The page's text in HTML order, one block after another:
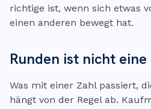
richtige ist, wenn sich etwas
einen anderen bewegt hat.
Runden ist nicht eine
Was mit einer Zahl passiert,
hängt von der Regel ab.